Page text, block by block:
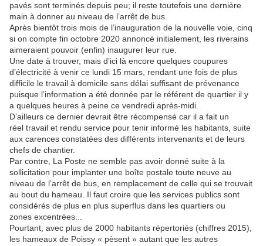
pavés sont terminés depuis peu; il reste toutefois une dernière
main à donner au niveau de l’arrêt de bus.
Après bientôt trois mois de l’inauguration de la nouvelle voie, cinq
si on compte fin octobre 2020 annoncé initialement, les riverains
aimeraient pouvoir (enfin) inaugurer leur rue.
Une date à trouver, mais d’ici là encore quelques coupures
d’électricité à venir ce lundi 15 mars, rendant une fois de plus
difficile le travail à domicile sans délai suffisant de prévenance
puisque l’information a été donnée par le référent de quartier il y
a quelques heures à peine ce vendredi après-midi.
D’ailleurs ce dernier devrait être récompensé car il a fait un
réel travail et rendu service pour tenir informé les habitants, suite
aux carences constatées des différents intervenants et de leurs
chefs de chantier.
Par contre, La Poste ne semble pas avoir donné suite à la
sollicitation pour implanter une boîte postale toute neuve au
niveau de l’arrêt de bus, en remplacement de celle qui se trouvait
au bout du hameau. Il faut croire que les services publics sont
considérés de plus en plus superflus dans les quartiers ou
zones excentrées...
Pourtant, avec plus de 2000 habitants répertoriés (chiffres 2015),
les hameaux de Poissy « pèsent » autant que les autres